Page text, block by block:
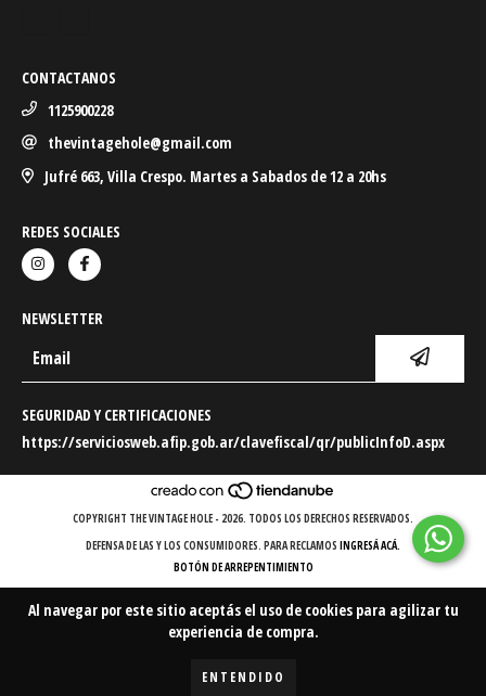
Al navegar por este sitio aceptás el uso de cookiespara agilizar tu
experiencia de compra.
ENTENDIDO
CONTACTANOS
1125900228
thevintagehole@gmail.com
Jufré 663, Villa Crespo. Martes a Sabados de 12 a 20hs
REDES SOCIALES
NEWSLETTER
SEGURIDAD Y CERTIFICACIONES
https://serviciosweb.afip.gob.ar/clavefiscal/qr/publicInfoD.aspx
COPYRIGHT THE VINTAGE HOLE - 2026. TODOS LOS DERECHOS RESERVADOS.
DEFENSA DE LAS Y LOS CONSUMIDORES. PARA RECLAMOS INGRESÁ ACÁ.
BOTÓN DE ARREPENTIMIENTO